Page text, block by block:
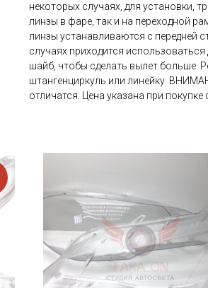
некоторых случаях, для установки,
линзы в фаре, так и на переходной
линзы устанавливаются с передней
случаях приходится
шайб, чтобы сделать вылет больше.
штангенциркуль или линейку.
отличатся. Цена указана при